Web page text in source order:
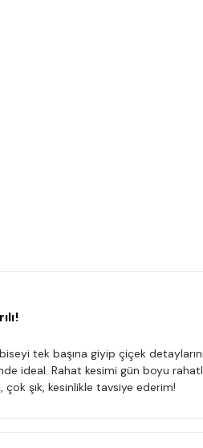
tek başına giyip çiçek
ideal. Rahat kesimi gün boyu
şık, kesinlikle tavsiye ederim!